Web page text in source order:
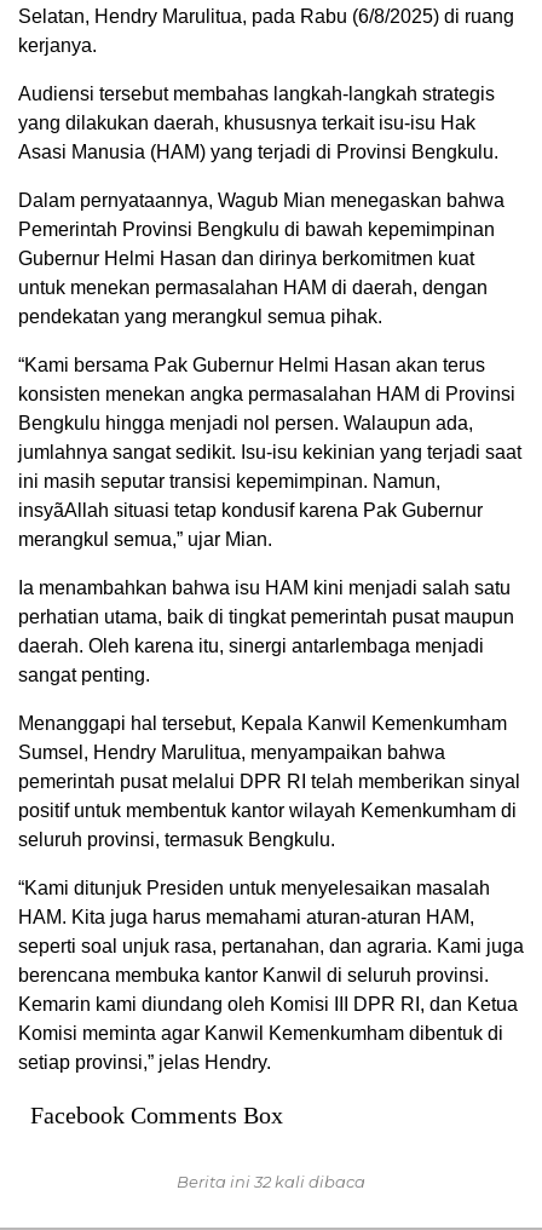
Selatan, Hendry Marulitua, pada Rabu (6/8/2025) di ruang
kerjanya.
Audiensi tersebut membahas langkah-langkah strategis
yang dilakukan daerah, khususnya terkait isu-isu Hak
Asasi Manusia (HAM) yang terjadi di Provinsi Bengkulu.
Dalam pernyataannya, Wagub Mian menegaskan bahwa
Pemerintah Provinsi Bengkulu di bawah kepemimpinan
Gubernur Helmi Hasan dan dirinya berkomitmen kuat
untuk menekan permasalahan HAM di daerah, dengan
pendekatan yang merangkul semua pihak.
“Kami bersama Pak Gubernur Helmi Hasan akan terus
konsisten menekan angka permasalahan HAM di Provinsi
Bengkulu hingga menjadi nol persen. Walaupun ada,
jumlahnya sangat sedikit. Isu-isu kekinian yang terjadi saat
ini masih seputar transisi kepemimpinan. Namun,
insyãAllah situasi tetap kondusif karena Pak Gubernur
merangkul semua,” ujar Mian.
Ia menambahkan bahwa isu HAM kini menjadi salah satu
perhatian utama, baik di tingkat pemerintah pusat maupun
daerah. Oleh karena itu, sinergi antarlembaga menjadi
sangat penting.
Menanggapi hal tersebut, Kepala Kanwil Kemenkumham
Sumsel, Hendry Marulitua, menyampaikan bahwa
pemerintah pusat melalui DPR RI telah memberikan sinyal
positif untuk membentuk kantor wilayah Kemenkumham di
seluruh provinsi, termasuk Bengkulu.
“Kami ditunjuk Presiden untuk menyelesaikan masalah
HAM. Kita juga harus memahami aturan-aturan HAM,
seperti soal unjuk rasa, pertanahan, dan agraria. Kami juga
berencana membuka kantor Kanwil di seluruh provinsi.
Kemarin kami diundang oleh Komisi III DPR RI, dan Ketua
Komisi meminta agar Kanwil Kemenkumham dibentuk di
setiap provinsi,” jelas Hendry.
Facebook Comments Box
Berita ini 32 kali dibaca